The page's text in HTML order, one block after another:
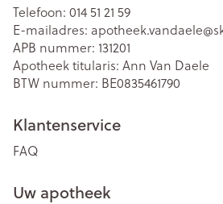
Telefoon: 014 51 21 59
E-mailadres: apotheek.vandaele@
APB nummer: 131201
Apotheek titularis: Ann Van Daele
BTW nummer: BE0835461790
Klantenservice
FAQ
Uw apotheek